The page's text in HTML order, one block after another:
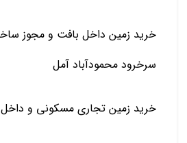
خرید زمین داخل بافت و مجوز
سرخرود محمودآباد آمل
خرید زمین تجاری مسکونی و